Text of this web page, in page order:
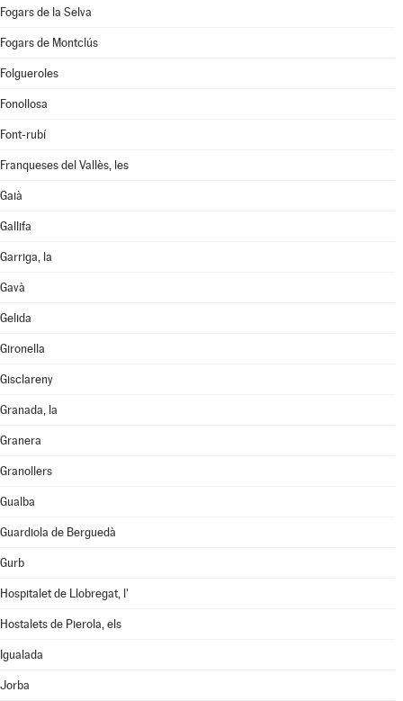
Fogars de la Selva
Fogars de Montclús
Folgueroles
Fonollosa
Font-rubí
Franqueses del Vallès, les
Gaià
Gallifa
Garriga, la
Gavà
Gelida
Gironella
Gisclareny
Granada, la
Granera
Granollers
Gualba
Guardiola de Berguedà
Gurb
Hospitalet de Llobregat, l'
Hostalets de Pierola, els
Igualada
Jorba